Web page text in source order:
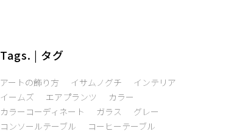
Tags. | タグ
アートの飾り方 イサムノグチ
インテリア
イームズ
エアプランツ
カラー
カラーコーディネート
ガラス
グレー
コンソールテーブル
コーヒーテーブル